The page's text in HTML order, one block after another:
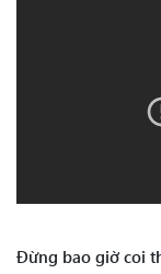
Đừng bao giờ coi